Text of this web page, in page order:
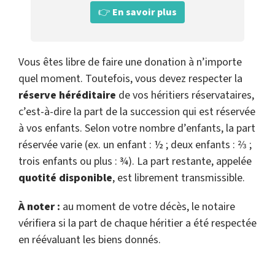
👉 En savoir plus
Vous êtes libre de faire une donation à n’importe
quel moment. Toutefois, vous devez respecter la
réserve héréditaire de vos héritiers réservataires,
c’est-à-dire la part de la succession qui est réservée
à vos enfants. Selon votre nombre d’enfants, la part
réservée varie (ex. un enfant : ½ ; deux enfants : ⅔ ;
trois enfants ou plus : ¾). La part restante, appelée
quotité disponible, est librement transmissible.
À noter : au moment de votre décès, le notaire
vérifiera si la part de chaque héritier a été respectée
en réévaluant les biens donnés.